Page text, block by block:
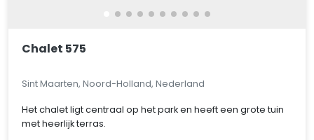
Chalet 575
Sint Maarten, Noord-Holland, Nederland
Het chalet ligt centraal op het park en heeft een grote tuin
met heerlijk terras.